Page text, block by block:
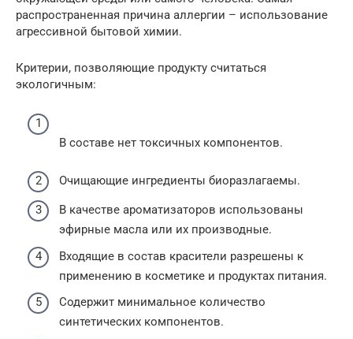
распространенная причина аллергии – использование
агрессивной бытовой химии.
Критерии, позволяющие продукту считаться
экологичным:
В составе нет токсичных компонентов.
Очищающие ингредиенты биоразлагаемы.
В качестве ароматизаторов использованы
эфирные масла или их производные.
Входящие в состав красители разрешены к
применению в косметике и продуктах питания.
Содержит минимальное количество
синтетических компонентов.